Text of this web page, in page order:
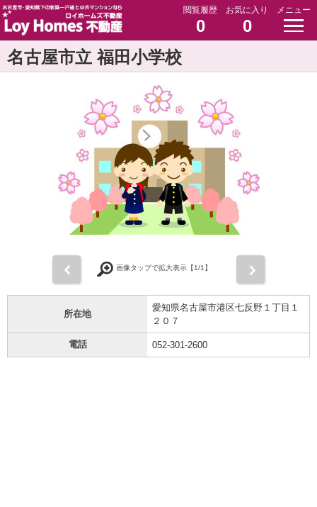
閲覧履歴
0
お気に入り
0
メニュー
名古屋市立 福田小学校
画像タップで拡大表示【1/1】
所在地
愛知県名古屋市港区七反野１丁目１
２０７
電話 052-301-2600